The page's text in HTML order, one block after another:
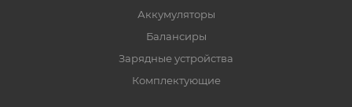
Аккумуляторы
Балансиры
Зарядные устройства
Комплектующие